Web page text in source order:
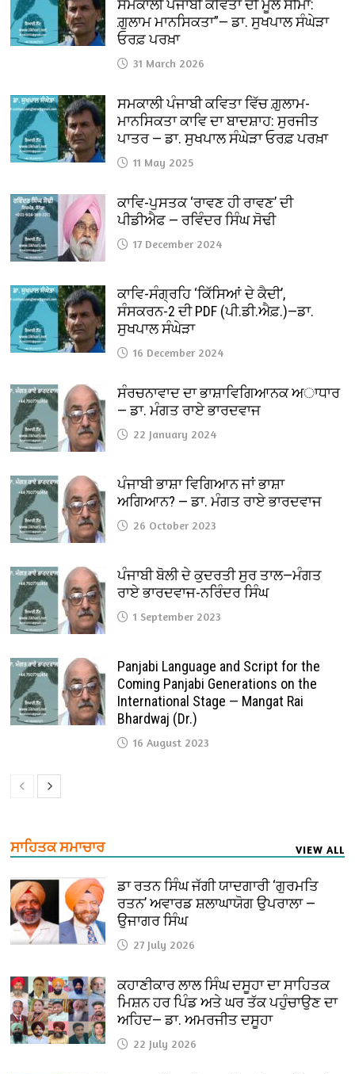
ਸਮਕਾਲੀ ਪੰਜਾਬੀ ਕਵਿਤਾ ਦੀ ਮੂਲ ਸੀਮਾ:
ਗ਼ੁਲਾਮ ਮਾਨਸਿਕਤਾ”— ਡਾ. ਸੁਖਪਾਲ ਸੰਘੇੜਾ
ਓਰਫ਼ ਪਰਖ਼ਾ
31 March 2026
ਸਮਕਾਲੀ ਪੰਜਾਬੀ ਕਵਿਤਾ ਵਿੱਚ ਗ਼ੁਲਾਮ-
ਮਾਨਸਿਕਤਾ ਕਾਵਿ ਦਾ ਬਾਦਸ਼ਾਹ: ਸੁਰਜੀਤ
ਪਾਤਰ — ਡਾ. ਸੁਖਪਾਲ ਸੰਘੇੜਾ ਓਰਫ਼ ਪਰਖ਼ਾ
11 May 2025
ਕਾਵਿ-ਪੁਸਤਕ ‘ਰਾਵਣ ਹੀ ਰਾਵਣ’ ਦੀ
ਪੀਡੀਐਫ — ਰਵਿੰਦਰ ਸਿੰਘ ਸੋਢੀ
17 December 2024
ਕਾਵਿ-ਸੰਗ੍ਰਹਿ ‘ਕਿੱਸਿਆਂ ਦੇ ਕੈਦੀ’,
ਸੰਸਕਰਨ-2 ਦੀ PDF (ਪੀ.ਡੀ.ਐਫ਼.)—ਡਾ.
ਸੁਖਪਾਲ ਸੰਘੇੜਾ
16 December 2024
ਸੰਰਚਨਾਵਾਦ ਦਾ ਭਾਸ਼ਾਵਿਗਿਆਨਕ ਅਾਧਾਰ
— ਡਾ. ਮੰਗਤ ਰਾਏ ਭਾਰਦਵਾਜ
22 January 2024
ਪੰਜਾਬੀ ਭਾਸ਼ਾ ਵਿਗਿਆਨ ਜਾਂ ਭਾਸ਼ਾ
ਅਗਿਆਨ? — ਡਾ. ਮੰਗਤ ਰਾਏ ਭਾਰਦਵਾਜ
26 October 2023
ਪੰਜਾਬੀ ਬੋਲੀ ਦੇ ਕੁਦਰਤੀ ਸੁਰ ਤਾਲ—ਮੰਗਤ
ਰਾਏ ਭਾਰਦਵਾਜ-ਨਰਿੰਦਰ ਸਿੰਘ
1 September 2023
Panjabi Language and Script for the
Coming Panjabi Generations on the
International Stage — Mangat Rai
Bhardwaj (Dr.)
16 August 2023
ਸਾਹਿਤਕ ਸਮਾਚਾਰ VIEW ALL
ਡਾ ਰਤਨ ਸਿੰਘ ਜੱਗੀ ਯਾਦਗਾਰੀ ‘ਗੁਰਮਤਿ
ਰਤਨ’ ਅਵਾਰਡ ਸ਼ਲਾਘਾਯੋਗ ਉਪਰਾਲਾ —
ਉਜਾਗਰ ਸਿੰਘ
27 July 2026
ਕਹਾਣੀਕਾਰ ਲਾਲ ਸਿੰਘ ਦਸੂਹਾ ਦਾ ਸਾਹਿਤਕ
ਮਿਸ਼ਨ ਹਰ ਪਿੰਡ ਅਤੇ ਘਰ ਤੱਕ ਪਹੁੰਚਾਉਣ ਦਾ
ਅਹਿਦ— ਡਾ. ਅਮਰਜੀਤ ਦਸੂਹਾ
22 July 2026